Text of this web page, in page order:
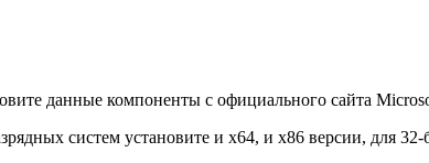
данные компоненты с официального сайта
систем установите и x64, и x86 версии, для